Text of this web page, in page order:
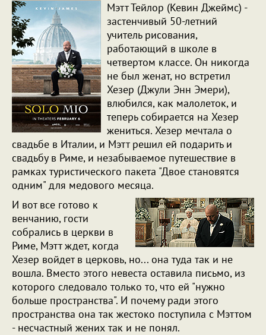
Мэтт Тейлор (Кевин Джеймс) -
застенчивый 50-летний
учитель рисования,
работающий в школе в
четвертом классе. Он никогда
не был женат, но встретил
Хезер (Джули Энн Эмери),
влюбился, как малолеток, и
теперь собирается на Хезер
жениться. Хезер мечтала о
свадьбе в Италии, и Мэтт решил ей подарить и
свадьбу в Риме, и незабываемое путешествие в
рамках туристического пакета "Двое становятся
одним" для медового месяца.
И вот все готово к
венчанию, гости
собрались в церкви в
Риме, Мэтт ждет, когда
Хезер войдет в церковь, но... она туда так и не
вошла. Вместо этого невеста оставила письмо, из
которого следовало только то, что ей "нужно
больше пространства". И почему ради этого
пространства она так жестоко поступила с Мэттом
- несчастный жених так и не понял.